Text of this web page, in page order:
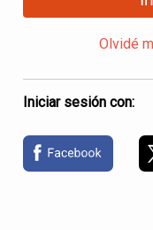
Olvidé
Iniciar sesión con: